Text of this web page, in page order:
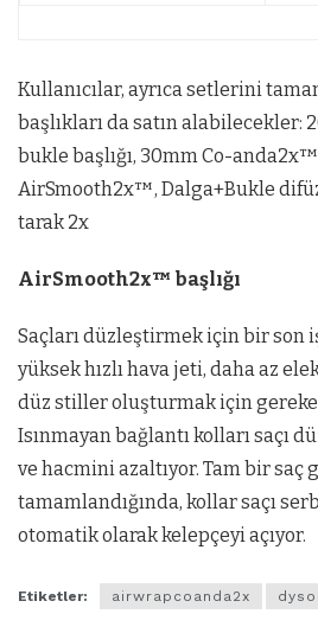
Kullanıcılar, ayrıca setlerini
başlıkları da satın alabilecekler:
bukle başlığı, 30mm Co-anda2x™
AirSmooth2x™, Dalga+Bukle
tarak 2x
AirSmooth2x™ başlığı
Saçları düzleştirmek için bir son
yüksek hızlı hava jeti, daha az
düz stiller oluşturmak için
Isınmayan bağlantı kolları saçı
ve hacmini azaltıyor. Tam bir saç
tamamlandığında, kollar saçı
otomatik olarak kelepçeyi açıyor.
Etiketler: airwrapcoanda2x